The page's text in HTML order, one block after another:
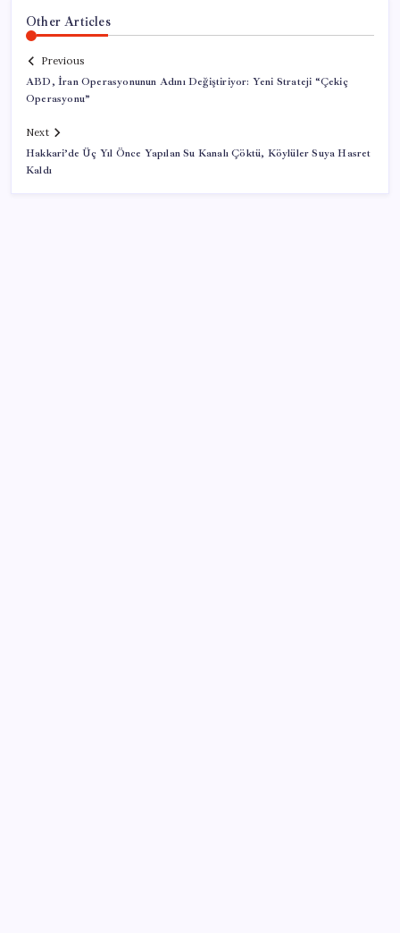
Other Articles
Previous
ABD, İran Operasyonunun Adını Değiştiriyor: Yeni Strateji “Çekiç
Operasyonu”
Next
Hakkari’de Üç Yıl Önce Yapılan Su Kanalı Çöktü, Köylüler Suya Hasret
Kaldı